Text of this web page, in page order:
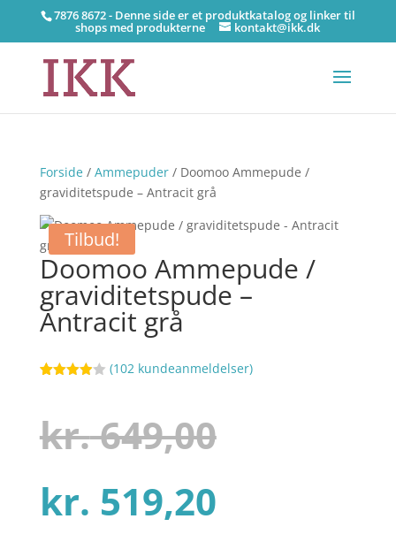
7876 8672 - Denne side er et produktkatalog og linker til
shops med produkterne kontakt@ikk.dk
Forside/ Ammepuder/ Doomoo Ammepude /
graviditetspude – Antracit grå
Tilbud!
Doomoo Ammepude /
graviditetspude –
Antracit grå
baseret
på
kundebed
(102 kundeanmeldelser)
kr.649,00
kr. 519,20Den